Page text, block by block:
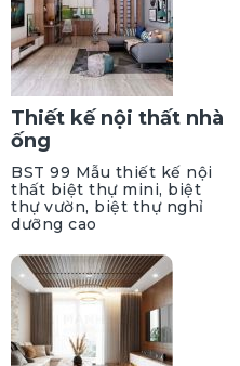
Thiết kế nội thất nhà
ống
BST 99 Mẫu thiết kế nội
thất biệt thự mini, biệt
thự vườn, biệt thự nghỉ
dưỡng cao